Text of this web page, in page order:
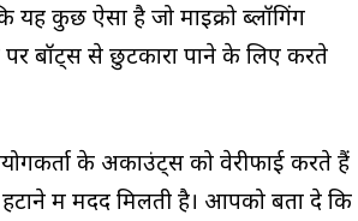
कुछ ऐसा है जो माइक्रो ब्लॉगिंग
बॉट्स से छुटकारा पाने के लिए करते
के अकाउंट्स को वेरीफाई करते हैं
में मदद मिलती है। आपको बता दे कि